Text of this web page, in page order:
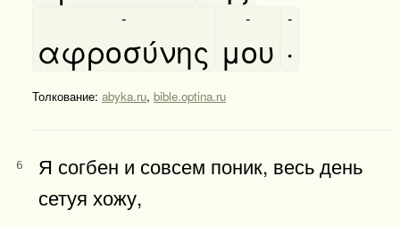
αφροσύνης
-
μου
-
·
-
Толкование: abyka.ru, bible.optina.ru
6
Я согбен и совсем поник, весь день
сетуя хожу,